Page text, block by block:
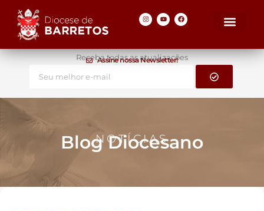
Assine nossa Newsletter!
Receba todas as atualizações
NOTÍCIAS
Blog Diocesano